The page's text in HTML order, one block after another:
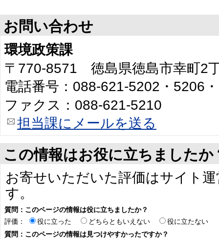
お問い合わせ
環境政策課
〒770-8571 徳島県徳島市幸町2
電話番号：088-621-5202・5206
ファクス：088-621-5210
担当課にメールを送る
この情報はお役に立ちましたか
お寄せいただいた評価はサイト
す。
質問：このページの情報は役に立ちましたか？
評価：
役に立った どちらともいえない
役に立たない
質問：このページの情報は見つけやすかったですか？